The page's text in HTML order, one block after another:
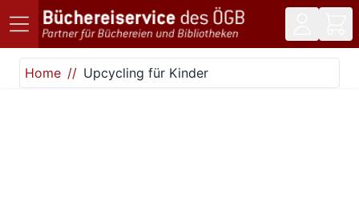
Direkt zum Inhalt
Home
Upcycling für Kinder